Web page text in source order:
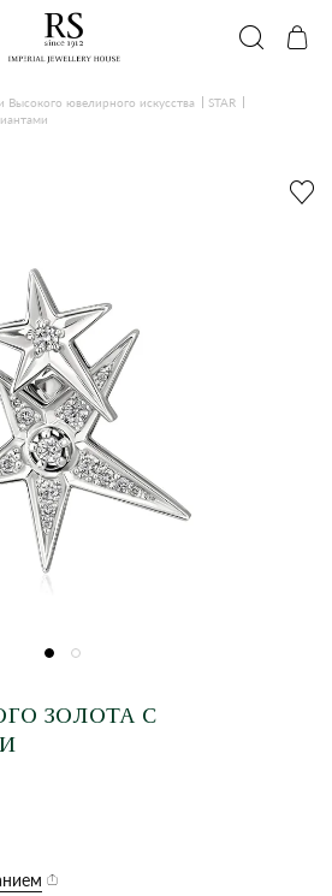
Высокого ювелирного искусства
STAR
ЗОЛОТА С